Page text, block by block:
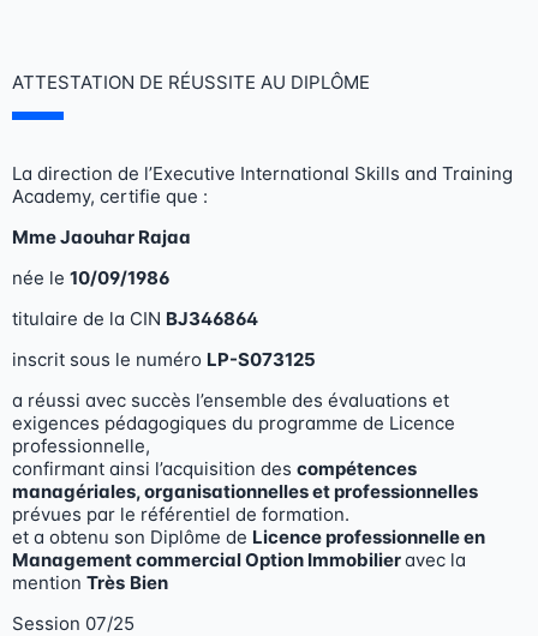
ATTESTATION DE RÉUSSITE AU DIPLÔME
La direction de l’Executive International Skills and Training
Academy, certifie que :
MmeJaouhar Rajaa
née le 10/09/1986
titulaire de la CIN BJ346864
inscrit sous le numéro LP-S073125
a réussi avec succès l’ensemble des évaluations et
exigences pédagogiques du programme de Licence
professionnelle,
confirmant ainsi l’acquisition des compétences
managériales, organisationnelles et professionnelles
prévues par le référentiel de formation.
et a obtenu son Diplôme de Licence professionnelle en
Management commercial Option Immobilieravec la
mention Très Bien
Session 07/25